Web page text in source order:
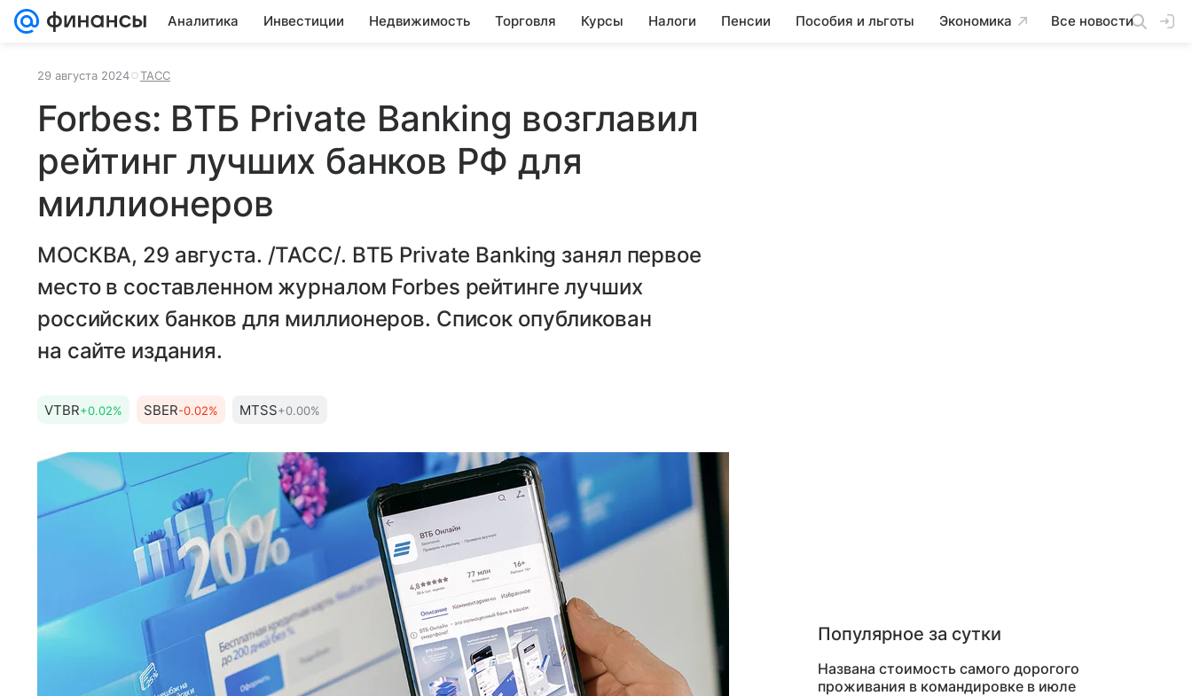
Аналитика Инвестиции Недвижимость Торговля Курсы Налоги Пенсии Пособия и льготы Экономика Все новости
29 августа 2024 ТАСС
Forbes: ВТБ Private Banking возглавил
рейтинг лучших банков РФ для
миллионеров
МОСКВА, 29 августа. /ТАСС/. ВТБ Private Banking занял первое
место в составленном журналом Forbes рейтинге лучших
российских банков для миллионеров. Список опубликован
на сайте издания.
VTBR+0.02% SBER-0.02% MTSS+0.00%
Популярное за сутки
Названа стоимость самого дорогого
проживания в командировке в июле